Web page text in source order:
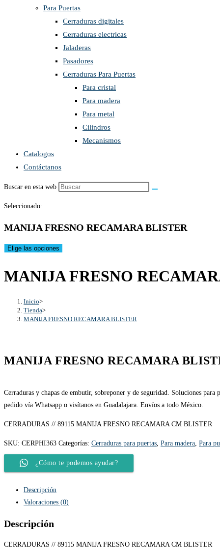
Para Puertas
Cerraduras digitales
Cerraduras electricas
Jaladeras
Pasadores
Cerraduras Para Puertas
Para cristal
Para madera
Para metal
Cilindros
Mecanismos
Catalogos
Contáctanos
Buscar en esta web
Seleccionado:
MANIJA FRESNO RECAMARA BLISTER
Elige las opciones
MANIJA FRESNO
Inicio>
Tienda>
MANIJA FRESNO RECAMARA BLISTER
MANIJA FRESNO RECAMARA
Cerraduras y chapas de embutir, sobreponer y de seguridad. Soluciones para
pedido vía Whatsapp o visítanos en Guadalajara. Envíos a todo México.
CERRADURAS // 89115 MANIJA FRESNO RECAMARA CM BLISTER
SKU: CERPHI363 Categorías: Cerraduras para puertas Para madera Para
¿Cómo te podemos ayudar?
Descripción
Valoraciones (0)
Descripción
CERRADURAS // 89115 MANIJA FRESNO RECAMARA CM BLISTER